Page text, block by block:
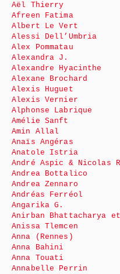
Aël Thierry
Afreen Fatima
Albert Le Vert
Alessi Dell’Umbria
Alex Pommatau
Alexandra J.
Alexandre Hyacinthe
Alexane Brochard
Alexis Huguet
Alexis Vernier
Alphonse Labrique
Amélie Sanft
Amin Allal
Anaïs Angéras
Anatole Istria
André Aspic & Nicolas
Andrea Bottalico
Andrea Zennaro
Andréas Ferréol
Angarika G.
Anirban Bhattacharya
Anissa Tlemcen
Anna (Rennes)
Anna Bahini
Anna Touati
Annabelle Perrin